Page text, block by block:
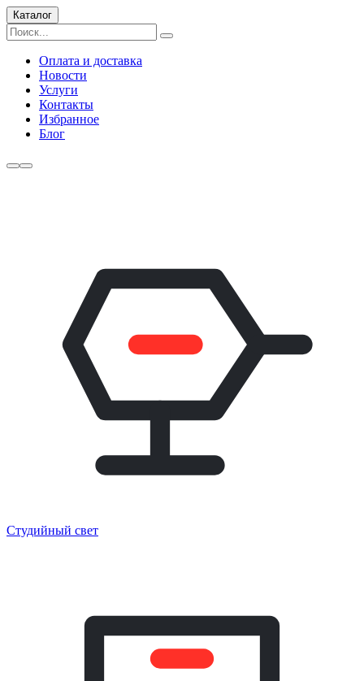
Каталог
Оплата и доставка
Новости
Услуги
Контакты
Избранное
Блог
Студийный свет